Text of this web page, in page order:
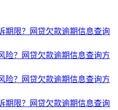
期限？网贷欠款逾期信息查询
险？网贷欠款逾期信息查询方
险？网贷欠款逾期信息查询方
期限？网贷欠款逾期信息查询